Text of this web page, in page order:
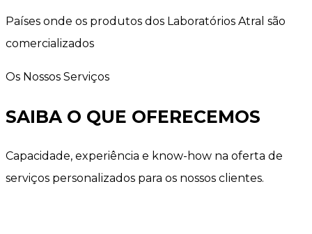
Países onde os produtos dos Laboratórios Atral são
comercializados
Os Nossos Serviços
SAIBA O QUE OFERECEMOS
Capacidade, experiência e know-how na oferta de
serviços personalizados para os nossos clientes.